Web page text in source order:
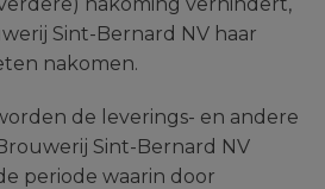
Sint-Bernard NV haar
nakomen.
de leverings- en andere
Sint-Bernard NV
periode waarin door